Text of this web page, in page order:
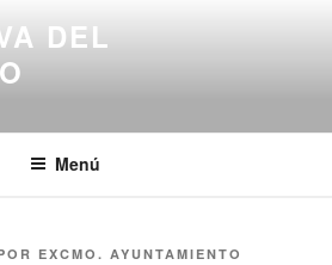
DEL
Menú
EXCMO. AYUNTAMIENTO